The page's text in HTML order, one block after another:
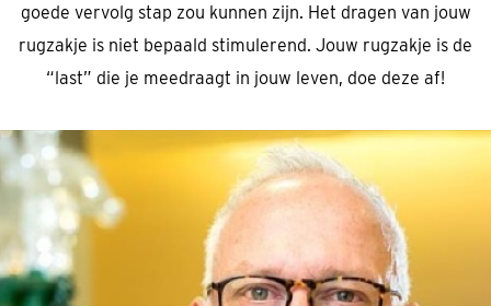
goede vervolg stap zou kunnen zijn. Het dragen van jouw
rugzakje is niet bepaald stimulerend. Jouw rugzakje is de
“last” die je meedraagt in jouw leven, doe deze af!